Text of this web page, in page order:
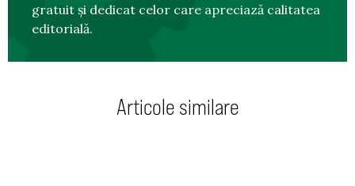
gratuit și dedicat celor care apreciază calitatea
editorială.
Articole similare